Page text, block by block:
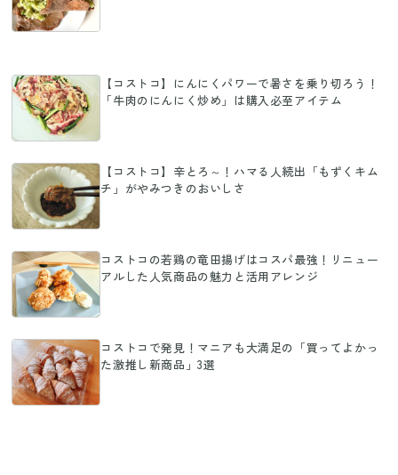
【コストコ】にんにくパワーで暑さを乗り切ろう！
「牛肉のにんにく炒め」は購入必至アイテム
【コストコ】辛とろ～！ハマる人続出「もずくキム
チ」がやみつきのおいしさ
コストコの若鶏の竜田揚げはコスパ最強！リニュー
アルした人気商品の魅力と活用アレンジ
コストコで発見！マニアも大満足の「買ってよかっ
た激推し新商品」3選